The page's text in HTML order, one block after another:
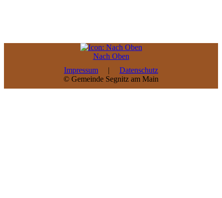
Nach Oben
Impressum | Datenschutz
© Gemeinde Segnitz am Main